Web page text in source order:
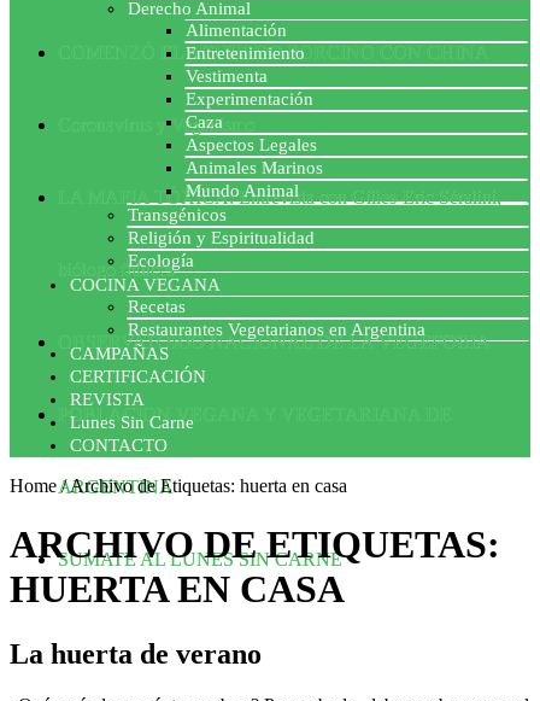
COMENZÓ EL ACUERDO PORCINO CON CHINA
Coronavirus y Veganismo
LA MAFIA TÓXICA: Entrevista con Gilles-Eric Séralini,
biólogo francés
OBSERVATORIO NACIONAL DE LA VEGEFOBIA
POBLACION VEGANA Y VEGETARIANA DE
ARGENTINA
SUMATE AL LUNES SIN CARNE
Derecho Animal
Alimentación
Entretenimiento
Vestimenta
Experimentación
Caza
Aspectos Legales
Animales Marinos
Mundo Animal
Transgénicos
Religión y Espiritualidad
Ecología
COCINA VEGANA
Recetas
Restaurantes Vegetarianos en Argentina
CAMPAÑAS
CERTIFICACIÓN
REVISTA
Lunes Sin Carne
CONTACTO
Home/Archivo de Etiquetas: huerta en casa
ARCHIVO DE ETIQUETAS:
HUERTA EN CASA
La huerta de verano